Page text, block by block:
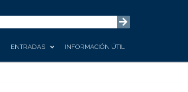
ENTRADAS INFORMACIÓN ÚTIL